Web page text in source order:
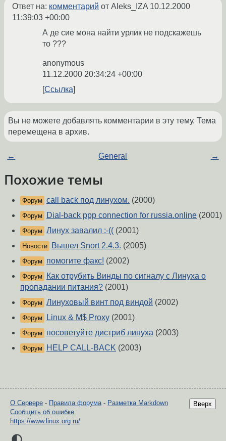
Ответ на: комментарий от Aleks_IZA 10.12.2000
11:39:03 +00:00
А де сие мона найти урлик не подскажешь
то ???
anonymous
11.12.2000 20:34:24 +00:00
Ссылка
Вы не можете добавлять комментарии в эту тему. Тема
перемещена в архив.
← General →
Похожие темы
Форум call back под линухом. (2000)
Форум Dial-back ppp connection for russia.online (2001)
Форум Линух завалил :-(( (2001)
Новости Вышел Snort 2.4.3. (2005)
Форум помогите факс! (2002)
Форум
Как отрубить Винды по сигналу с Линуха о
пропадании питания? (2001)
Форум Линуховый винт под виндой (2002)
Форум Linux & M$ Proxy (2001)
Форум посоветуйте дистриб линуха (2003)
Форум HELP CALL-BACK (2003)
Вверх
О Сервере - Правила форума- Разметка Markdown
Сообщить об ошибке
https://www.linux.org.ru/